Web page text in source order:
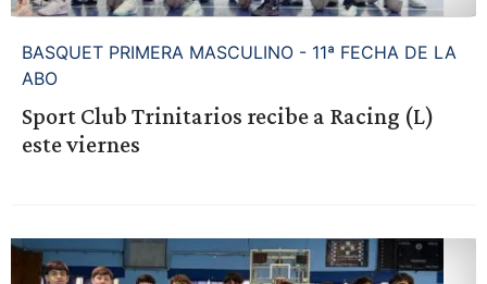
BASQUET PRIMERA MASCULINO - 11ª FECHA DE LA
ABO
Sport Club Trinitarios recibe a Racing (L)
este viernes